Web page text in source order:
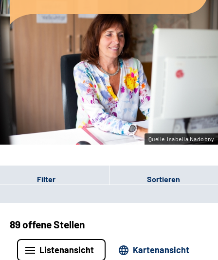
Sozialdienste & Zuweisende
Erweiterte Suche
Gebärdensprache
Leichte Sprache
Quelle:Isabella Nadobny
Filter Sortieren
89 offene Stellen
Listenansicht Kartenansicht